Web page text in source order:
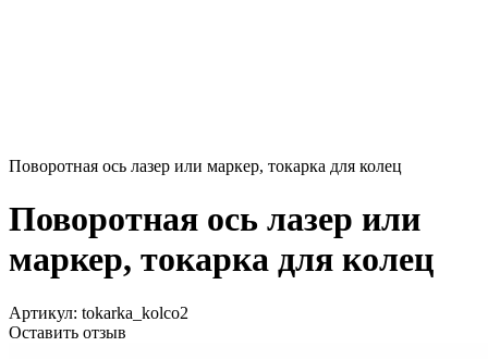
Поворотная ось лазер или маркер, токарка для колец
Поворотная ось лазер или
маркер, токарка для колец
Артикул: tokarka_kolco2
Оставить отзыв